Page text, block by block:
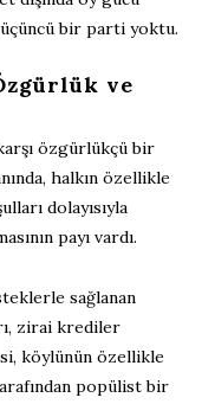
bir parti yoktu.
ve
karşı özgürlükçü bir
halkın özellikle
dolayısıyla
payı vardı.
sağlanan
zirai krediler
köylünün özellikle
popülist bir